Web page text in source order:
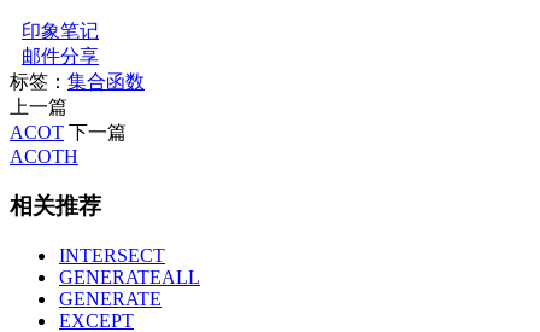
印象笔记
邮件分享
标签： 集合函数
上一篇
ACOT 下一篇
ACOTH
相关推荐
INTERSECT
GENERATEALL
GENERATE
EXCEPT